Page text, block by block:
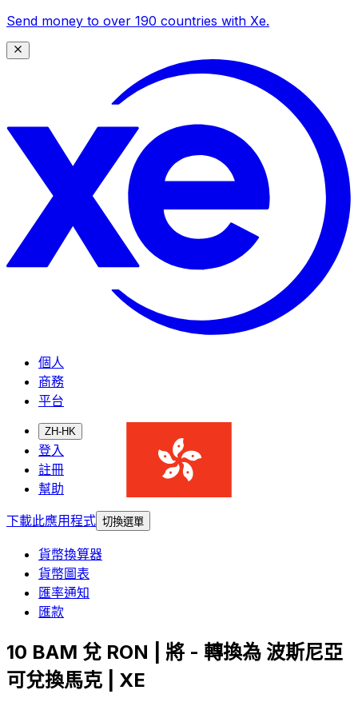
Send money to over 190 countries with Xe.
個人
商務
平台
ZH-HK
登入
註冊
幫助
下載此應用程式 切換選單
貨幣換算器
貨幣圖表
匯率通知
匯款
10 BAM 兌 RON | 將 - 轉換為 波斯尼亞
可兌換馬克 | XE